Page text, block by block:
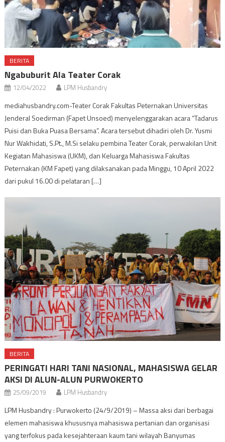
BERITA
Ngabuburit Ala Teater Corak
12/04/2022 LPM Husbandry
mediahusbandry.com-Teater Corak Fakultas Peternakan Universitas
Jenderal Soedirman (Fapet Unsoed) menyelenggarakan acara “Tadarus
Puisi dan Buka Puasa Bersama”. Acara tersebut dihadiri oleh Dr. Yusmi
Nur Wakhidati, S.Pt., M.Si selaku pembina Teater Corak, perwakilan Unit
Kegiatan Mahasiswa (UKM), dan Keluarga Mahasiswa Fakultas
Peternakan (KM Fapet) yang dilaksanakan pada Minggu, 10 April 2022
dari pukul 16.00 di pelataran […]
BERITA
PERINGATI HARI TANI NASIONAL, MAHASISWA GELAR
AKSI DI ALUN-ALUN PURWOKERTO
25/09/2019 LPM Husbandry
LPM Husbandry : Purwokerto (24/9/2019) – Massa aksi dari berbagai
elemen mahasiswa khususnya mahasiswa pertanian dan organisasi
yang terfokus pada kesejahteraan kaum tani wilayah Banyumas